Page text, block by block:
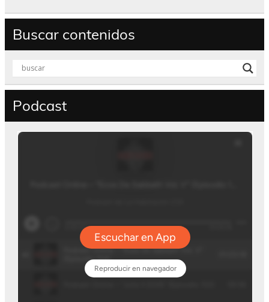
Buscar contenidos
Podcast